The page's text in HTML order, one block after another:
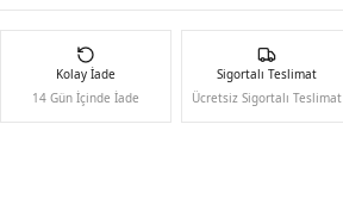
Kolay İade
14 Gün İçinde İade
Sigortalı Teslimat
Ücretsiz Sigortalı Teslimat